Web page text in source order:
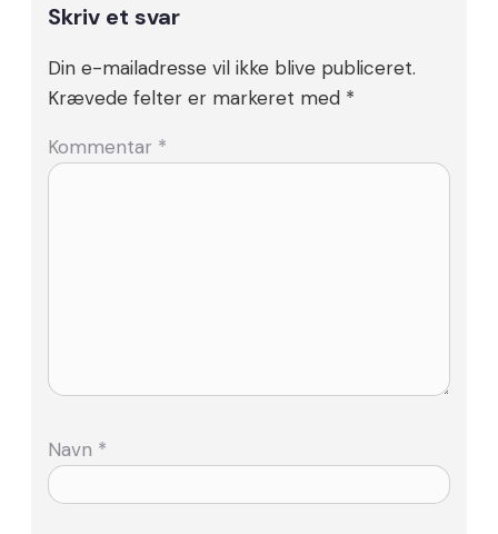
Skriv et svar
Din e-mailadresse vil ikke blive publiceret.
Krævede felter er markeret med *
Kommentar *
Navn *